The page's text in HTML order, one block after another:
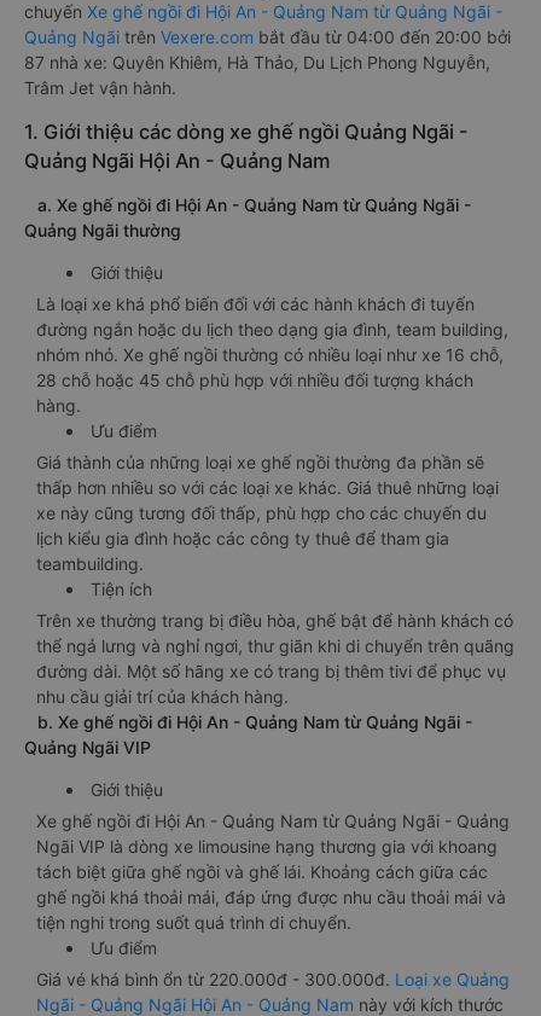
chuyến Xe ghế ngồi đi Hội An - Quảng Nam từ Quảng Ngãi -
Quảng Ngãi trên Vexere.com bắt đầu từ 04:00 đến 20:00 bởi
87 nhà xe: Quyên Khiêm, Hà Thảo, Du Lịch Phong Nguyễn,
Trâm Jet vận hành.
1. Giới thiệu các dòng xe ghế ngồi Quảng Ngãi -
Quảng Ngãi Hội An - Quảng Nam
a. Xe ghế ngồi đi Hội An - Quảng Nam từ Quảng Ngãi -
Quảng Ngãi thường
Giới thiệu
Là loại xe khá phổ biến đối với các hành khách đi tuyến
đường ngắn hoặc du lịch theo dạng gia đình, team building,
nhóm nhỏ. Xe ghế ngồi thường có nhiều loại như xe 16 chỗ,
28 chỗ hoặc 45 chỗ phù hợp với nhiều đối tượng khách
hàng.
Ưu điểm
Giá thành của những loại xe ghế ngồi thường đa phần sẽ
thấp hơn nhiều so với các loại xe khác. Giá thuê những loại
xe này cũng tương đối thấp, phù hợp cho các chuyến du
lịch kiểu gia đình hoặc các công ty thuê để tham gia
teambuilding.
Tiện ích
Trên xe thường trang bị điều hòa, ghế bật để hành khách có
thể ngả lưng và nghỉ ngơi, thư giãn khi di chuyển trên quãng
đường dài. Một số hãng xe có trang bị thêm tivi để phục vụ
nhu cầu giải trí của khách hàng.
b. Xe ghế ngồi đi Hội An - Quảng Nam từ Quảng Ngãi -
Quảng Ngãi VIP
Giới thiệu
Xe ghế ngồi đi Hội An - Quảng Nam từ Quảng Ngãi - Quảng
Ngãi VIP là dòng xe limousine hạng thương gia với khoang
tách biệt giữa ghế ngồi và ghế lái. Khoảng cách giữa các
ghế ngồi khá thoải mái, đáp ứng được nhu cầu thoải mái và
tiện nghi trong suốt quá trình di chuyển.
Ưu điểm
Giá vé khá bình ổn từ 220.000đ - 300.000đ. Loại xe Quảng
Ngãi - Quảng Ngãi Hội An - Quảng Nam này với kích thước